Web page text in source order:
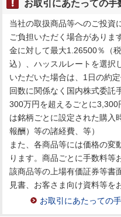
お取引にあたっての
当社の取扱商品等へのご投資
ご負担いただく場合がありま
金に対して最大1.26500％（
込）、ハッスルレートを選択
いただいた場合は、1日の約
回数に関係なく国内株式委託
300万円を超えるごとに
は銘柄ごとに設定された購入
報酬）等の諸経費、等）
また、各商品等には価格の変
ります。商品ごとに手数料等
該商品等の上場有価証券等書
見書、お客さま向け資料等を
お取引にあたっての